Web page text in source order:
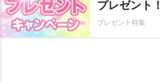
プレゼント！
プレゼント特集